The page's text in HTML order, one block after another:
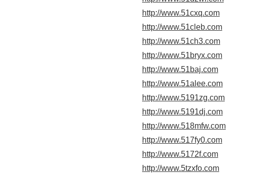
http://www.51cxq.com
http://www.51cleb.com
http://www.51ch3.com
http://www.51bryx.com
http://www.51baj.com
http://www.51alee.com
http://www.5191zg.com
http://www.5191dj.com
http://www.518mfw.com
http://www.517fy0.com
http://www.5172f.com
http://www.5tzxfo.com